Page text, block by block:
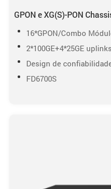
GPON e XG(S)-PON
16*GPON/Combo
2*100GE+4*25GE uplinks
Design de
FD6700S